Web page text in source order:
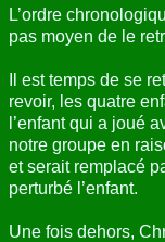
L’ordre
pas moyen de le
Il est temps de se
revoir, les quatre
l’enfant qui a joué
notre groupe en
et serait remplacé
perturbé l’enfant.
Une fois dehors,